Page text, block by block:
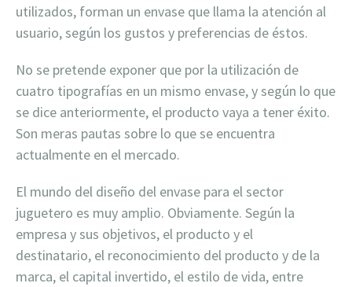
utilizados, forman un envase que llama la atención al
usuario, según los gustos y preferencias de éstos.
No se pretende exponer que por la utilización de
cuatro tipografías en un mismo envase, y según lo que
se dice anteriormente, el producto vaya a tener éxito.
Son meras pautas sobre lo que se encuentra
actualmente en el mercado.
El mundo del diseño del envase para el sector
juguetero es muy amplio. Obviamente. Según la
empresa y sus objetivos, el producto y el
destinatario, el reconocimiento del producto y de la
marca, el capital invertido, el estilo de vida, entre